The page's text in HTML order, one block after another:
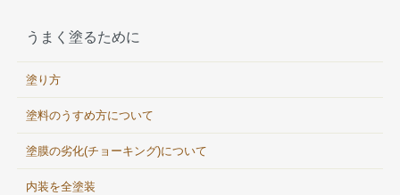
うまく塗るために
塗り方
塗料のうすめ方について
塗膜の劣化(チョーキング)について
内装を全塗装